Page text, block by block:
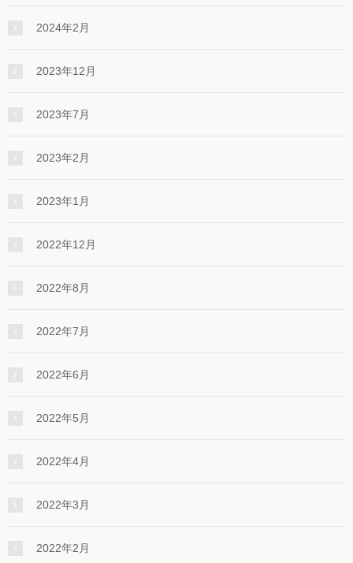
2024年2月
2023年12月
2023年7月
2023年2月
2023年1月
2022年12月
2022年8月
2022年7月
2022年6月
2022年5月
2022年4月
2022年3月
2022年2月